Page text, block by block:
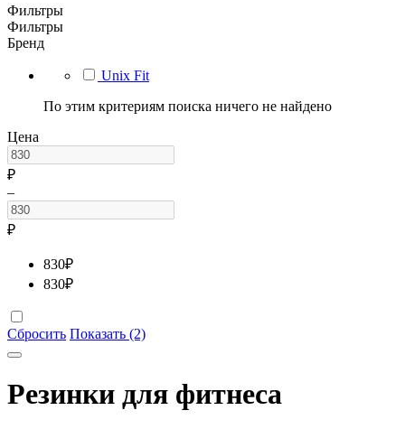
Фильтры
Фильтры
Бренд
Unix Fit
По этим критериям поиска ничего не найдено
Цена
₽
–
₽
830₽
830₽
Сбросить Показать (2)
Резинки для фитнеса